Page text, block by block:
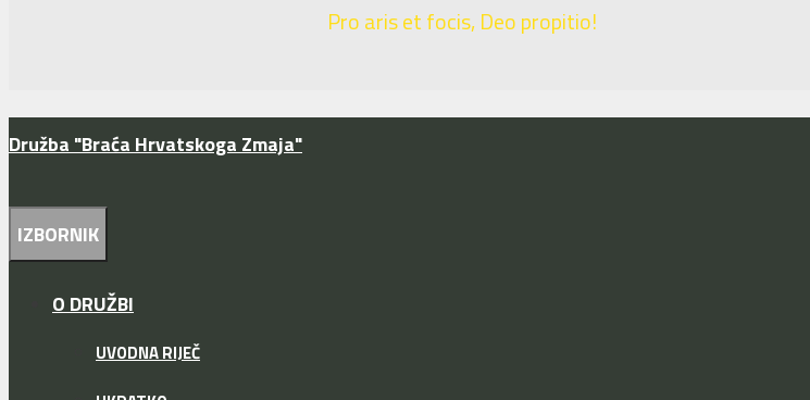
Pro aris et focis, Deo propitio!
Družba "Braća Hrvatskoga Zmaja"
IZBORNIK
O DRUŽBI
UVODNA RIJEČ